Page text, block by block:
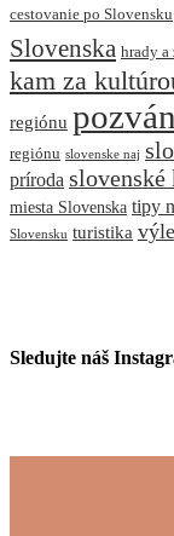
cestovanie po Slovensku
Slovenska hrady a
kam za
regiónu
regiónu slovenske naj
príroda slovenské
miesta Slovenska tipy
Slovensku turistika
Sledujte náš